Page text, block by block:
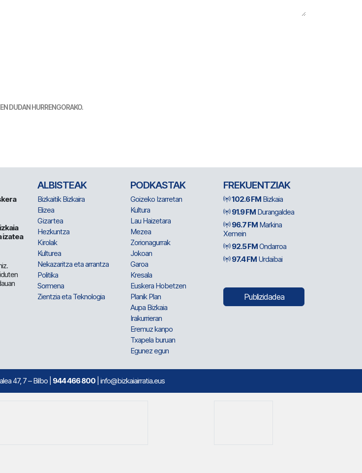
DUDAN HURRENGORAKO.
izatea
ALBISTEAK
Bizkaitik Bizkaira
Elizea
Gizartea
Hezkuntza
Kirolak
Kulturea
Nekazaritza eta arrantza
Politika
Sormena
Zientzia eta Teknologia
PODKASTAK
Goizeko Izarretan
Kultura
Lau Haizetara
Mezea
Zorionagurrak
Jokoan
Garoa
Kresala
Euskera Hobetzen
Planik Plan
Aupa Bizkaia
Irakurrieran
Eremuz kanpo
Txapela buruan
Egunez egun
FREKUENTZIAK
102.6 FM Bizkaia
91.9 FM Durangaldea
96.7 FM Markina
Xemein
92.5 FMOndarroa
97.4 FM Urdaibai
Publizidadea
47, 7 – Bilbo | 944 466 800 | info@bizkaiairratia.eus